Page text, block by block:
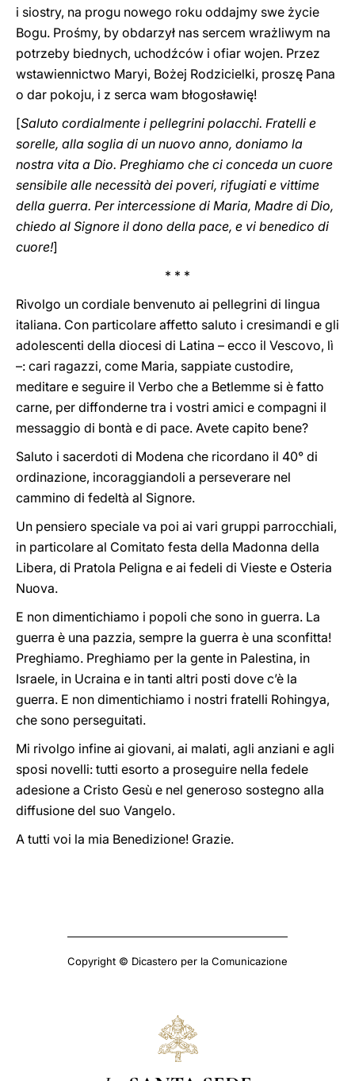
i siostry, na progu nowego roku oddajmy swe życie
Bogu. Prośmy, by obdarzył nas sercem wrażliwym na
potrzeby biednych, uchodźców i ofiar wojen. Przez
wstawiennictwo Maryi, Bożej Rodzicielki, proszę Pana
o dar pokoju, i z serca wam błogosławię!
[Saluto cordialmente i pellegrini polacchi. Fratelli e
sorelle, alla soglia di un nuovo anno, doniamo la
nostra vita a Dio. Preghiamo che ci conceda un cuore
sensibile alle necessità dei poveri, rifugiati e vittime
della guerra. Per intercessione di Maria, Madre di Dio,
chiedo al Signore il dono della pace, e vi benedico di
cuore!]
* * *
Rivolgo un cordiale benvenuto ai pellegrini di lingua
italiana. Con particolare affetto saluto i cresimandi e gli
adolescenti della diocesi di Latina – ecco il Vescovo, lì
–: cari ragazzi, come Maria, sappiate custodire,
meditare e seguire il Verbo che a Betlemme si è fatto
carne, per diffonderne tra i vostri amici e compagni il
messaggio di bontà e di pace. Avete capito bene?
Saluto i sacerdoti di Modena che ricordano il 40° di
ordinazione, incoraggiandoli a perseverare nel
cammino di fedeltà al Signore.
Un pensiero speciale va poi ai vari gruppi parrocchiali,
in particolare al Comitato festa della Madonna della
Libera, di Pratola Peligna e ai fedeli di Vieste e Osteria
Nuova.
E non dimentichiamo i popoli che sono in guerra. La
guerra è una pazzia, sempre la guerra è una sconfitta!
Preghiamo. Preghiamo per la gente in Palestina, in
Israele, in Ucraina e in tanti altri posti dove c’è la
guerra. E non dimentichiamo i nostri fratelli Rohingya,
che sono perseguitati.
Mi rivolgo infine ai giovani, ai malati, agli anziani e agli
sposi novelli: tutti esorto a proseguire nella fedele
adesione a Cristo Gesù e nel generoso sostegno alla
diffusione del suo Vangelo.
A tutti voi la mia Benedizione! Grazie.
Copyright © Dicastero per la Comunicazione